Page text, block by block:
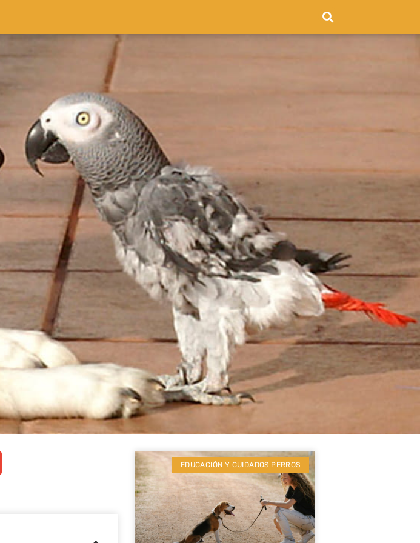
EDUCACIÓN Y CUIDADOS PERROS